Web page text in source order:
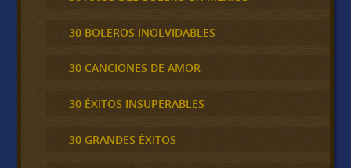
30 BOLEROS INOLVIDABLES
30 CANCIONES DE AMOR
30 ÉXITOS INSUPERABLES
30 GRANDES ÉXITOS